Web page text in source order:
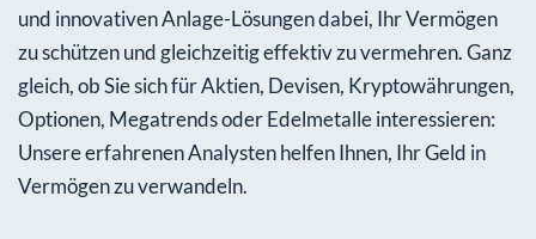
und innovativen Anlage-Lösungen dabei, Ihr Vermögen
zu schützen und gleichzeitig effektiv zu vermehren. Ganz
gleich, ob Sie sich für Aktien, Devisen, Kryptowährungen,
Optionen, Megatrends oder Edelmetalle interessieren:
Unsere erfahrenen Analysten helfen Ihnen, Ihr Geld in
Vermögen zu verwandeln.